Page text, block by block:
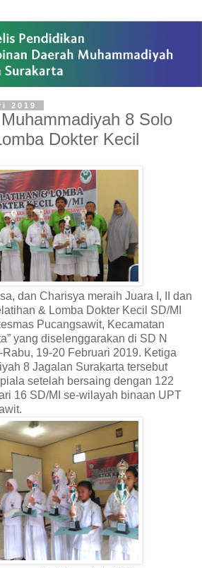
2019
8 Solo
Dokter Kecil
dan Charisya meraih Juara I, II dan
& Lomba Dokter Kecil SD/MI
Pucangsawit, Kecamatan
yang diselenggarakan di SD N
19-20 Februari 2019. Ketiga
8 Jagalan Surakarta tersebut
setelah bersaing dengan 122
16 SD/MI se-wilayah binaan UPT